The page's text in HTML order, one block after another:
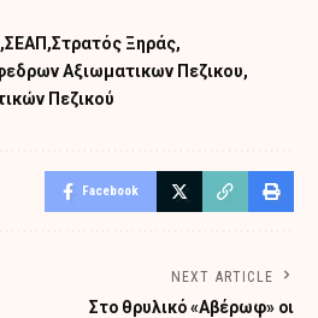
ΣΕΑΠ Στρατός Ξηράς
Αξιωματικων Πεζικου
Πεζικού
Facebook
NEXT ARTICLE
Στο θρυλικό «Αβέρωφ» οι